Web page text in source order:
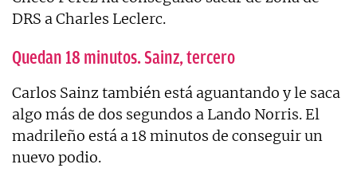
DRS a Charles Leclerc.
Quedan 18 minutos. Sainz, tercero
Carlos Sainz también está aguantando y le saca
algo más de dos segundos a Lando Norris. El
madrileño está a 18 minutos de conseguir un
nuevo podio.